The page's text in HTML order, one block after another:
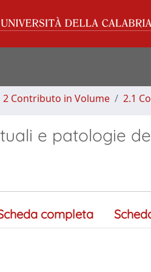
2 Contributo in Volume 2.1
e patologie
completa